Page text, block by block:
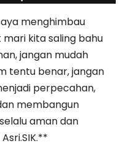
menghimbau
kita saling bahu
jangan mudah
tentu benar, jangan
perpecahan,
membangun
aman dan